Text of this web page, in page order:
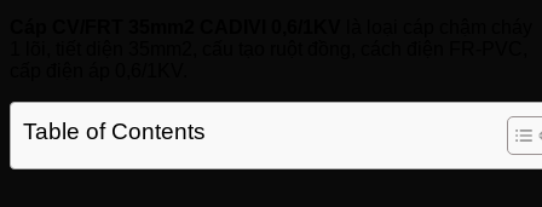
Table of Contents